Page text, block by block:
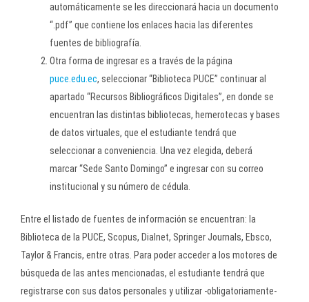
automáticamente se les direccionará hacia un documento
“.pdf” que contiene los enlaces hacia las diferentes
fuentes de bibliografía.
Otra forma de ingresar es a través de la página
puce.edu.ec, seleccionar “Biblioteca PUCE” continuar al
apartado “Recursos Bibliográficos Digitales”, en donde se
encuentran las distintas bibliotecas, hemerotecas y bases
de datos virtuales, que el estudiante tendrá que
seleccionar a conveniencia. Una vez elegida, deberá
marcar “Sede Santo Domingo” e ingresar con su correo
institucional y su número de cédula.
Entre el listado de fuentes de información se encuentran: la
Biblioteca de la PUCE, Scopus, Dialnet, Springer Journals, Ebsco,
Taylor & Francis, entre otras. Para poder acceder a los motores de
búsqueda de las antes mencionadas, el estudiante tendrá que
registrarse con sus datos personales y utilizar -obligatoriamente-